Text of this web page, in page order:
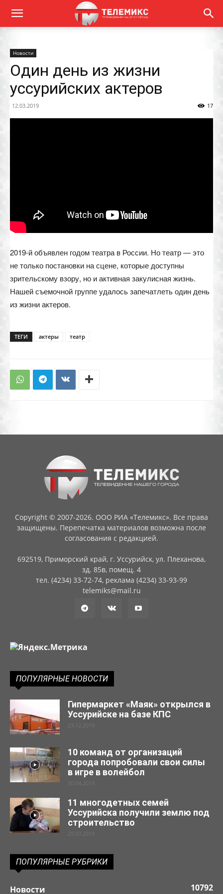
Новости
Один день из жизни
уссурийских актеров
12.03.2019 17
2019-й объявлен годом театра в России. Но театр — это
не только постановки на сцене, которые доступны
зрительскому взору, но и активная закулисная жизнь.
Нашей съемочной группе удалось запечатлеть один день
из жизни актеров.
ТЕГИ актеры театр
Copyright © 2007-2026. ООО РИА «Телемикс». Все права
защищены. Перепечатка материалов возможна после
согласования с редакцией.
692519, Приморский край, г. Уссурийск, ул. Плеханова,
зд. 85в, помещ. 4
тел. (4234) 33-72-74, реклама (4234) 33-93-99
telemiks@mail.ru
ПОПУЛЯРНЫЕ НОВОСТИ
Гипермаркет «Маяк» открылся в
Уссурийске на базе КПС
23.12.2019
10 команд от организаций
города попробовали свои силы
в игре в волейбол
30.04.2019
11 многодетных семей
Уссурийска получили землю под
строительство
29.03.2019
ПОПУЛЯРНЫЕ РУБРИКИ
Новости 10792